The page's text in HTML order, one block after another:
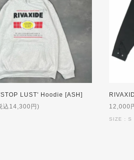
LUST' Hoodie [ASH]
込14,300円)
12,000
SIZE : S